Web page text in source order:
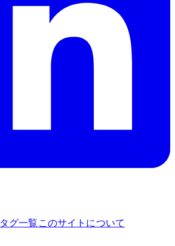
タグ一覧 このサイトについて